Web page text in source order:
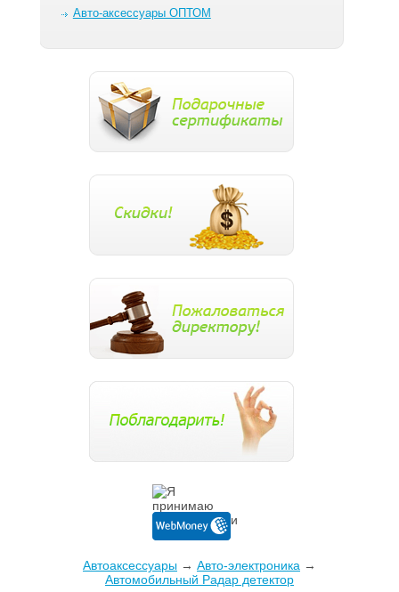
Авто-аксессуары ОПТОМ
Автоаксессуары→ Авто-электроника →
Автомобильный Радар детектор